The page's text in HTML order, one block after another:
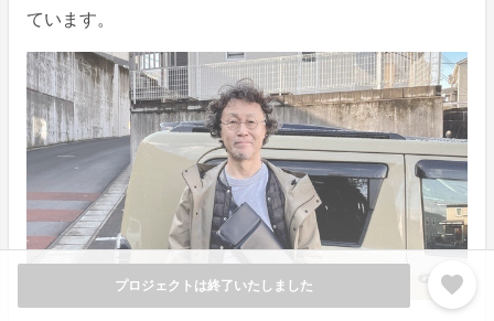
プロジェクトは終了いたしました favorite
ています。